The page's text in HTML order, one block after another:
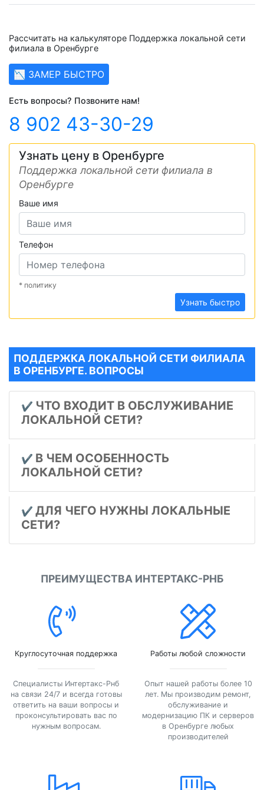
Рассчитать на калькуляторе Поддержка локальной сети
филиала в Оренбурге
📉 ЗАМЕР БЫСТРО
Есть вопросы? Позвоните нам!
8 902 43-30-29
Узнать цену в Оренбурге
Поддержка локальной сети филиала в
Оренбурге
Ваше имя
Телефон
* политику
Узнать быстро
ПОДДЕРЖКА ЛОКАЛЬНОЙ СЕТИ ФИЛИАЛА
В ОРЕНБУРГЕ. ВОПРОСЫ
✔️ ЧТО ВХОДИТ В ОБСЛУЖИВАНИЕ
ЛОКАЛЬНОЙ СЕТИ?
✔️ В ЧЕМ ОСОБЕННОСТЬ
ЛОКАЛЬНОЙ СЕТИ?
✔️ ДЛЯ ЧЕГО НУЖНЫ ЛОКАЛЬНЫЕ
СЕТИ?
ПРЕИМУЩЕСТВА ИНТЕРТАКС-РНБ
Круглосуточная поддержка
Специалисты Интертакс-Рнб
на связи 24/7 и всегда готовы
ответить на ваши вопросы и
проконсультировать вас по
нужным вопросам.
Работы любой сложности
Опыт нашей работы более 10
лет. Мы производим ремонт,
обслуживание и
модернизацию ПК и серверов
в Оренбурге любых
производителей